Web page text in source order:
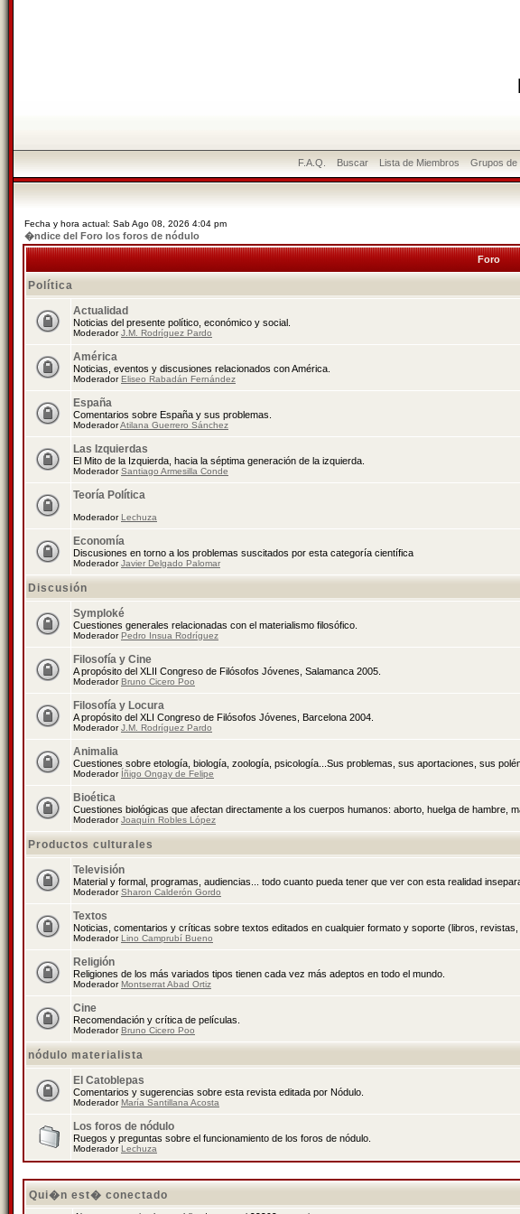
F.A.Q. Buscar Lista de Miembros Grupos de
Fecha y hora actual: Sab Ago 08, 2026 4:04 pm
�ndice del Foro los foros de nódulo
Foro
Política
Actualidad
Noticias del presente político, económico y social.
ModeradorJ.M. Rodríguez Pardo
América
Noticias, eventos y discusiones relacionados con América.
ModeradorEliseo Rabadán Fernández
España
Comentarios sobre España y sus problemas.
ModeradorAtilana Guerrero Sánchez
Las Izquierdas
El Mito de la Izquierda, hacia la séptima generación de la izquierda.
ModeradorSantiago Armesilla Conde
Teoría Política
ModeradorLechuza
Economía
Discusiones en torno a los problemas suscitados por esta categoría científica
ModeradorJavier Delgado Palomar
Discusión
Symploké
Cuestiones generales relacionadas con el materialismo filosófico.
ModeradorPedro Insua Rodríguez
Filosofía y Cine
A propósito del XLII Congreso de Filósofos Jóvenes, Salamanca 2005.
ModeradorBruno Cicero Poo
Filosofía y Locura
A propósito del XLI Congreso de Filósofos Jóvenes, Barcelona 2004.
ModeradorJ.M. Rodríguez Pardo
Animalia
Cuestiones sobre etología, biología, zoología, psicología...Sus problemas, sus aportaciones, sus
Moderador Íñigo Ongay de Felipe
Bioética
Cuestiones biológicas que afectan directamente a los cuerpos humanos: aborto, huelga de hambre,
ModeradorJoaquín Robles López
Productos culturales
Televisión
Material y formal, programas, audiencias... todo cuanto pueda tener que ver con esta realidad
ModeradorSharon Calderón Gordo
Textos
Noticias, comentarios y críticas sobre textos editados en cualquier formato y soporte (libros,
ModeradorLino Camprubí Bueno
Religión
Religiones de los más variados tipos tienen cada vez más adeptos en todo el mundo.
ModeradorMontserrat Abad Ortiz
Cine
Recomendación y crítica de películas.
ModeradorBruno Cicero Poo
nódulo materialista
El Catoblepas
Comentarios y sugerencias sobre esta revista editada por Nódulo.
ModeradorMaría Santillana Acosta
Los foros de nódulo
Ruegos y preguntas sobre el funcionamiento de los foros de nódulo.
ModeradorLechuza
Qui�n est� conectado